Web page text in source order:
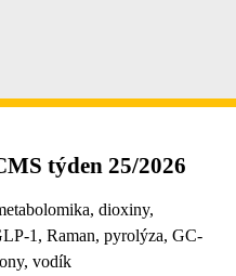
týden 25/2026
dioxiny,
1, Raman, pyrolýza, GC-
vodík